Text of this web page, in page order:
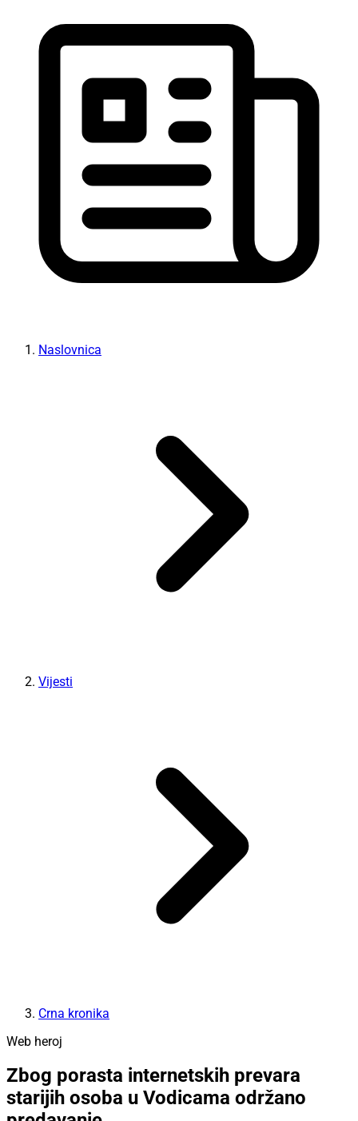
Naslovnica
Vijesti
Crna kronika
Web heroj
Zbog porasta internetskih prevara
starijih osoba u Vodicama održano